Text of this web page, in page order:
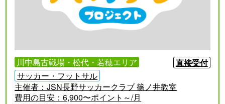
川中島古戦場・松代・若穂エリア
直接受付
サッカー・フットサル
主催者：JSN長野サッカークラブ 篠ノ井教室
費用の目安：6,900〜ポイント～/月